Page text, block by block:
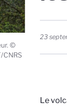
©
CNRS
23
Le